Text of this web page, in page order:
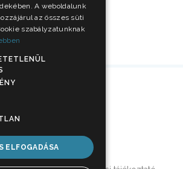
A weboldalunk
az összes süti
szabályzatunknak
ELFOGADÁSA